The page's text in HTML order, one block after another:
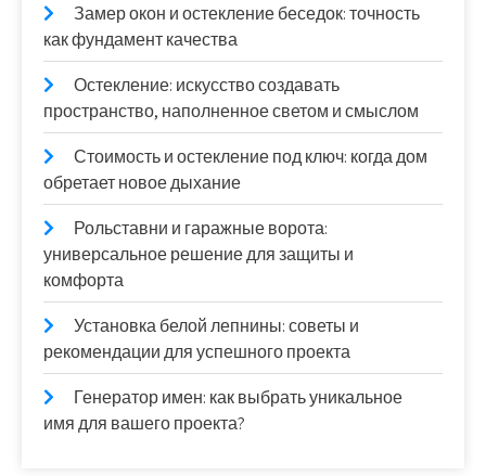
Замер окон и остекление беседок: точность
как фундамент качества
Остекление: искусство создавать
пространство, наполненное светом и смыслом
Стоимость и остекление под ключ: когда дом
обретает новое дыхание
Рольставни и гаражные ворота:
универсальное решение для защиты и
комфорта
Установка белой лепнины: советы и
рекомендации для успешного проекта
Генератор имен: как выбрать уникальное
имя для вашего проекта?